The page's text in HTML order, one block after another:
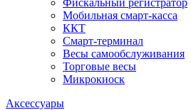
Фискальный регистратор
Мобильная смарт-касса
ККТ
Смарт-терминал
Весы самообслуживания
Торговые весы
Микрокиоск
Аксессуары